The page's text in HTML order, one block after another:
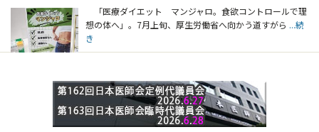
「医療ダイエット マンジャロ。食欲コントロールで理
想の体へ」。7月上旬、厚生労働省へ向かう道すがら ...続
き